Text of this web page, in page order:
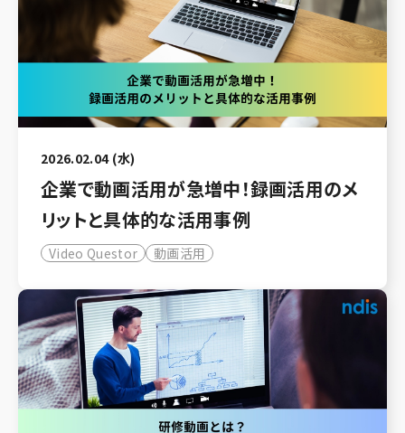
2026.02.04 (水)
企業で動画活用が急増中！録画活用のメ
リットと具体的な活用事例
Video Questor 動画活用